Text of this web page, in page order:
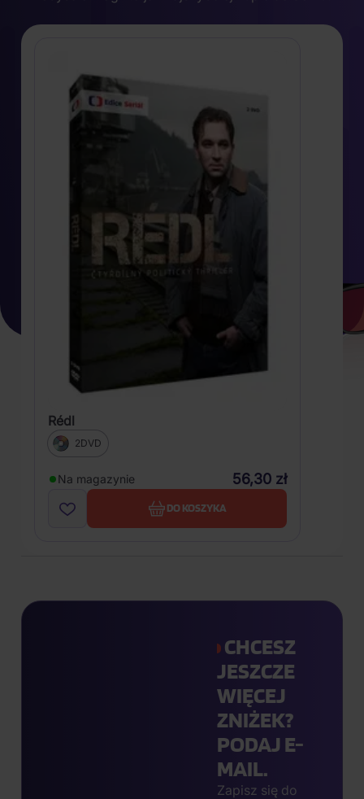
Rédl
2DVD
Na magazynie 56,30 zł
DO KOSZYKA
CHCESZ
JESZCZE
WIĘCEJ
ZNIŻEK?
PODAJ E-
MAIL.
Zapisz się do